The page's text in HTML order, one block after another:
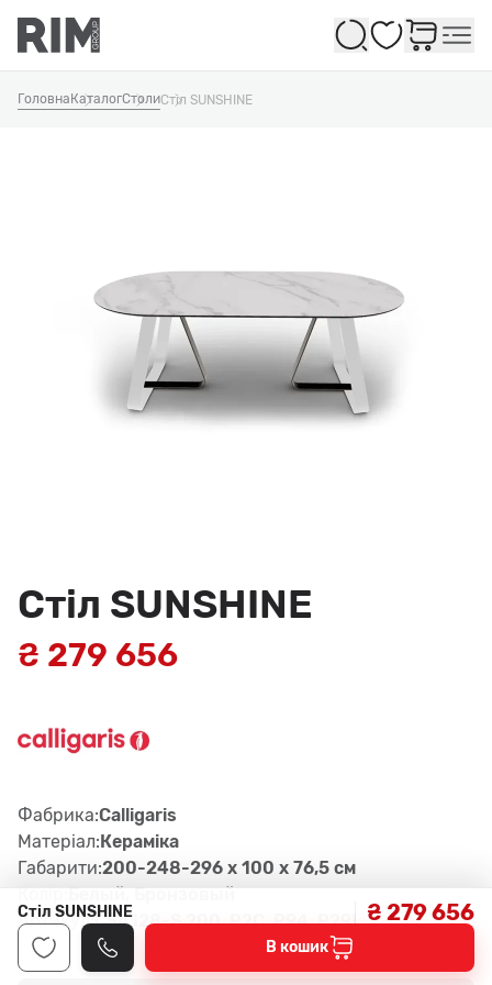
Обране
Головна КаталогСтолиСтіл SUNSHINE
Стіл SUNSHINE
₴ 279 656
Фабрика:Calligaris
Матеріал:Керамiка
Габарити:200-248-296 x 100 x 76,5 см
Колір:
Белый, Бронзовый
Артикул:CS4128-S 200, P2C, P94, P29L
Стіл SUNSHINE ₴ 279 656
В кошик